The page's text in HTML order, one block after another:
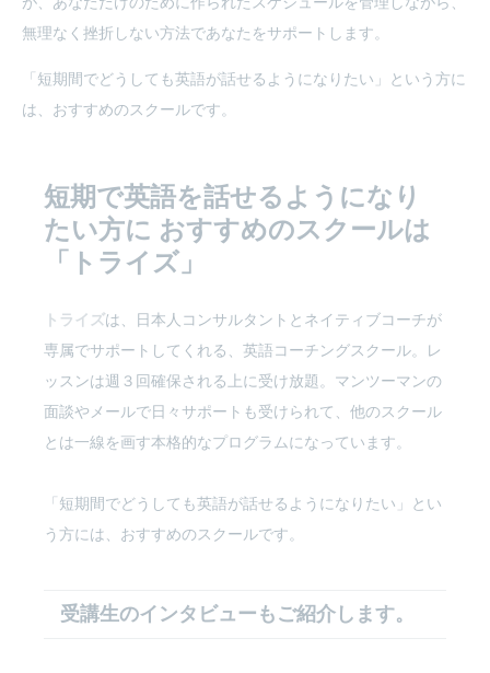
無理なく挫折しない方法であなたをサポートします。
「短期間でどうしても英語が話せるようになりたい」という方に
は、おすすめのスクールです。
短期で英語を話せるようになり
たい方に おすすめのスクールは
「トライズ」
トライズは、日本人コンサルタントとネイティブコーチが
専属でサポートしてくれる、英語コーチングスクール。レ
ッスンは週３回確保される上に受け放題。マンツーマンの
面談やメールで日々サポートも受けられて、他のスクール
とは一線を画す本格的なプログラムになっています。
「短期間でどうしても英語が話せるようになりたい」とい
う方には、おすすめのスクールです。
受講生のインタビューもご紹介します。